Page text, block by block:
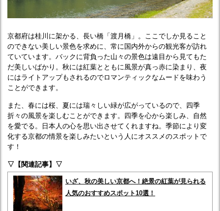
京都府は桂川に架かる、長い橋「渡月橋」。ここでしか見ること
のできない美しい景色を求めに、常に国内外からの観光客が訪れ
ていています。バックに背負った山々の景色は遠目から見てもた
だ美しいばかり。秋には紅葉とともに風景が真っ赤に染まり、夜
にはライトアップもされるのでロマンティックなムードを味わう
ことができます。
また、春には桜、夏には瑞々しい緑が広がっているので、四季
折々の風景を楽しむことができます。四季を心から楽しみ、自然
を愛でる。日本人の心を思い出させてくれますね。季節により変
化する京都の情景を楽しみたいという人にオススメのスポットで
す！
▽【関連記事】▽
いざ、秋の美しい京都へ！絶景の紅葉が見られる
人気のおすすめスポット10選！